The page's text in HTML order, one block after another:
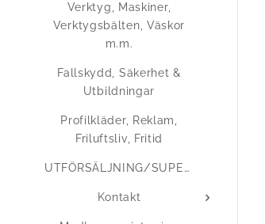
Verktyg, Maskiner,
Verktygsbälten, Väskor
m.m.
Fallskydd, Säkerhet &
Utbildningar
Profilkläder, Reklam,
Friluftsliv, Fritid
UTFÖRSÄLJNING/SUPERERBJUDANDEN
Kontakt